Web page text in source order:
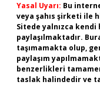
Yasal Uyarı: Bu
veya şahıs şirketi ile
Sitede yalnızca kendi
paylaşılmaktadır.
taşımamakta olup,
paylaşım
benzerlikleri
taslak halindedir ve